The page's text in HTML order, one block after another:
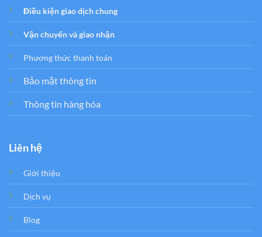
Điều kiện giao dịch chung
Vận chuyển và giao nhận
Phương thức thanh toán
Bảo mật thông tin
Thông tin hàng hóa
Liên hệ
Giới thiệu
Dịch vụ
Blog